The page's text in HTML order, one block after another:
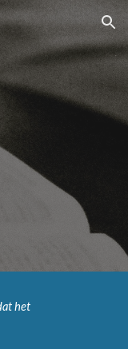
het